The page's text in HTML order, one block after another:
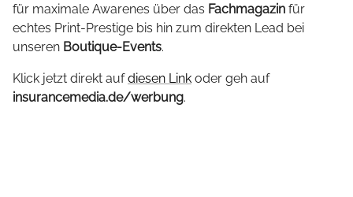
für maximale Awarenes über das Fachmagazin für
echtes Print-Prestige bis hin zum direkten Lead bei
unseren Boutique-Events.
Klick jetzt direkt aufdiesen Link oder geh auf
insurancemedia.de/werbung.